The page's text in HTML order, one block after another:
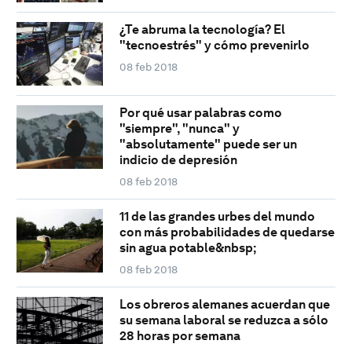
¿Te abruma la tecnología? El
"tecnoestrés" y cómo prevenirlo
08 feb 2018
Por qué usar palabras como
"siempre", "nunca" y
"absolutamente" puede ser un
indicio de depresión
08 feb 2018
11 de las grandes urbes del mundo
con más probabilidades de quedarse
sin agua potable&nbsp;
08 feb 2018
Los obreros alemanes acuerdan que
su semana laboral se reduzca a sólo
28 horas por semana